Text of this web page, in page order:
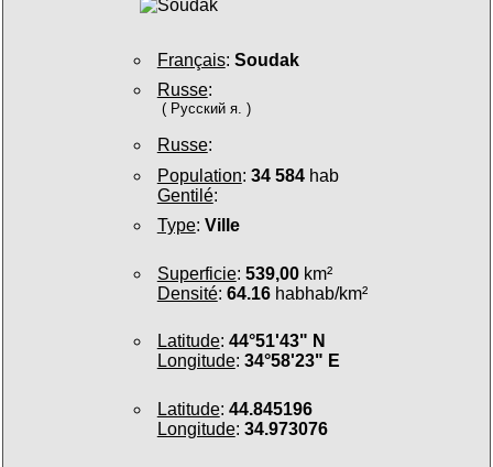
Français: Soudak
Russe:
( Русский я. )
Russe:
Population: 34 584hab
Gentilé:
Type: Ville
Superficie: 539,00km²
Densité: 64.16habhab/km²
Latitude: 44°51'43" N
Longitude: 34°58'23" E
Latitude: 44.845196
Longitude: 34.973076